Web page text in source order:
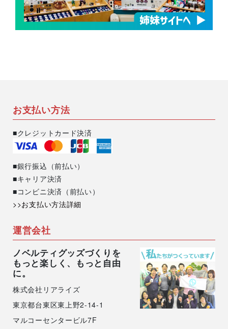
お支払い方法
■クレジットカード決済
■銀行振込（前払い）
■キャリア決済
■コンビニ決済（前払い）
>>お支払い方法詳細
運営会社
ノベルティグッズづくりを
もっと楽しく、もっと自由
に。
株式会社リアライズ
東京都台東区東上野2-14-1
マルコーセンタービル7F